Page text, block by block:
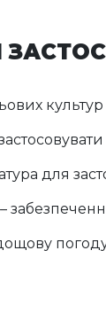
культур
для